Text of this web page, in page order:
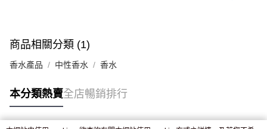
付款後門市自取，訂單確認後2-4個工作天到店，7天內取。逾期後
商品相關分類 (1)
香水產品 中性香水 香水
本分類熱賣全店暢銷排行